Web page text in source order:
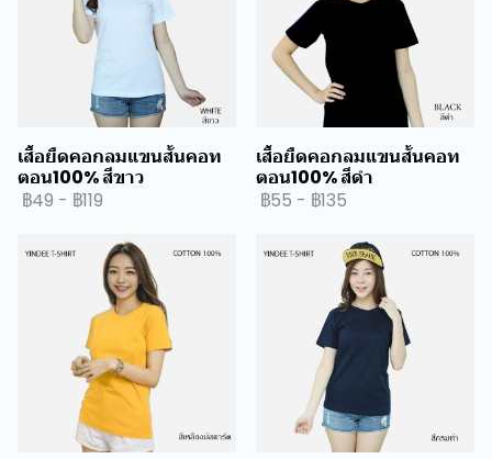
เสื้อยืดคอกลมแขนสั้นคอท
ตอน100% สีขาว
฿49 - ฿119
เสื้อยืดคอกลมแขนสั้นคอท
ตอน100% สีดำ
฿55 - ฿135